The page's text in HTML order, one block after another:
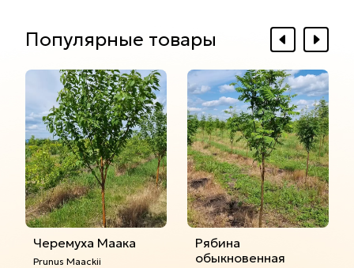
Популярные товары
Черемуха Маака
Prunus Maackii
Рябина
обыкновенная